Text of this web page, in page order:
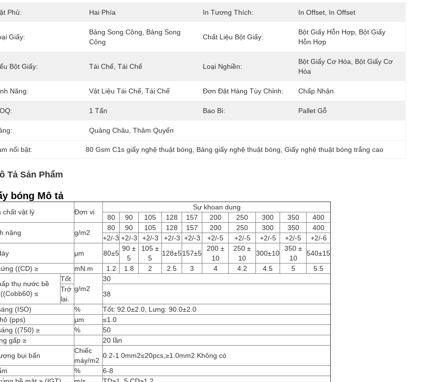
Phủ: Hai Phía In Tương Thích: In Offset, In Offset
Giấy:
Bảng Song Công, Bảng Song
Công
Chất Liệu Bột Giấy:
Bột Giấy Hỗn Hợp, Bột Giấy
Hỗn Hợp
Bột Giấy: Tái Chế, Tái Chế Loại Nghiền:
Bột Giấy Cơ Hóa, Bột Giấy Cơ
Hóa
Năng: Vật Liệu Tái Chế, Tái Chế Đơn Đặt Hàng Tùy Chỉnh: Chấp Nhận.
1 Tấn Bao Bì: Pallet Gỗ
Quảng Châu, Thâm Quyến
nổi bật: 80 Gsm C1s giấy nghệ thuật bóng Bảng giấy nghệ thuật bóng , Giấy nghệ thuật bóng trắng cao
Tả Sản Phẩm
bóng Mô tả
chất vật lý Đơn vị
Sự khoan dung
80
90 105 128 157 200 250 300 350
400
nặng
g/m2
80 90 105 128 157 200 250 300 350
400
+2/-3 +2/-3 +2/-3 +2/-3 +2/-3 +2/-5 +2/-5 +2/-5 +2/-5
+2/-6
μm 80±5
90 ±
5
105 ±
5
128±5157±5
200 ±
10
250 ±
10
300±10
350 ±
10
540±15
((CD) ≥
mN.m 1.2 1.8 2 2.5 3 4 4.2 4.5 5
5.5
thụ nước bề
≤
Tốt
g/m2
30
Trở
lại.
38
(ISO)
%
Tốt: 92.0±2.0, Lưng: 90.0±2.0
(pps)
μm
≤1.0
((750) ≥
%
50
gấp ≥
20 lần
bụi bẩn
Chiếc
máy/m2
0.2-1.0mm2≤20pcs,≥1.0mm2 Không có
%
6-8